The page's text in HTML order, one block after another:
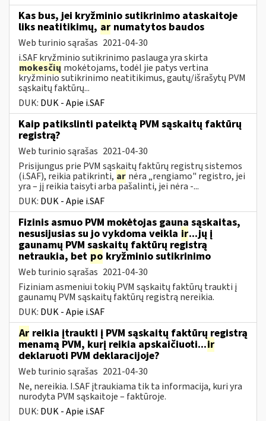
Kas bus, jei kryžminio sutikrinimo ataskaitoje
liks neatitikimų, ar numatytos baudos
Web turinio sąrašas 2021-04-30
i.SAF kryžminio sutikrinimo paslauga yra skirta
mokesčių mokėtojams, todėl jie patys vertina
kryžminio sutikrinimo neatitikimus, gautų/išrašytų PVM
sąskaitų faktūrų...
DUK: DUK - Apie i.SAF
Kaip patikslinti pateiktą PVM sąskaitų faktūrų
registrą?
Web turinio sąrašas 2021-04-30
Prisijungus prie PVM sąskaitų faktūrų registrų sistemos
(i.SAF), reikia patikrinti, ar nėra „rengiamo" registro, jei
yra – jį reikia taisyti arba pašalinti, jei nėra -...
DUK: DUK - Apie i.SAF
Fizinis asmuo PVM mokėtojas gauna sąskaitas,
nesusijusias su jo vykdoma veikla ir...jų į
gaunamų PVM sąskaitų faktūrų registrą
netraukia, bet po kryžminio sutikrinimo
Web turinio sąrašas 2021-04-30
Fiziniam asmeniui tokių PVM sąskaitų faktūrų traukti į
gaunamų PVM sąskaitų faktūrų registrą nereikia.
DUK: DUK - Apie i.SAF
Ar reikia įtraukti į PVM sąskaitų faktūrų registrą
menamą PVM, kurį reikia apskaičiuoti...ir
deklaruoti PVM deklaracijoje?
Web turinio sąrašas 2021-04-30
Ne, nereikia. I.SAF įtraukiama tik ta informacija, kuri yra
nurodyta PVM sąskaitoje – faktūroje.
DUK: DUK - Apie i.SAF